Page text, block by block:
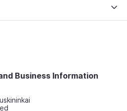
Business Information